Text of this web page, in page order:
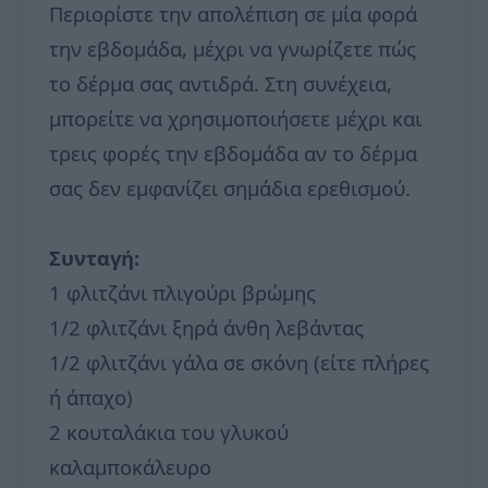
Περιορίστε την απολέπιση σε μία φορά
την εβδομάδα, μέχρι να γνωρίζετε πώς
το δέρμα σας αντιδρά. Στη συνέχεια,
μπορείτε να χρησιμοποιήσετε μέχρι και
τρεις φορές την εβδομάδα αν το δέρμα
σας δεν εμφανίζει σημάδια ερεθισμού.
Συνταγή:
1 φλιτζάνι πλιγούρι βρώμης
1/2 φλιτζάνι ξηρά άνθη λεβάντας
1/2 φλιτζάνι γάλα σε σκόνη (είτε πλήρες
ή άπαχο)
2 κουταλάκια του γλυκού
καλαμποκάλευρο